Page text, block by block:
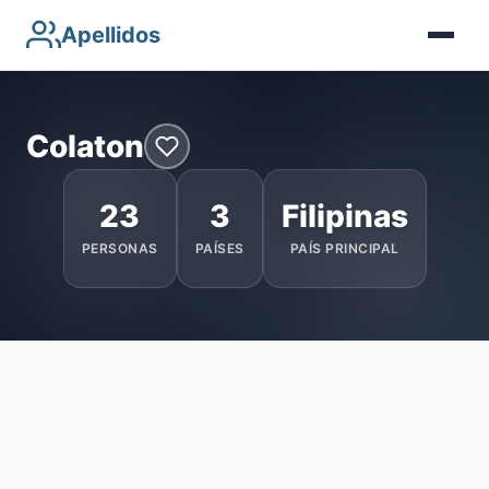
Apellidos
Colaton
23
PERSONAS
3
PAÍSES
Filipinas
PAÍS PRINCIPAL